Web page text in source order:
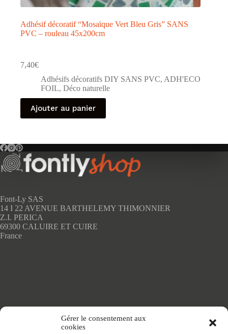
Gérer le consentement aux
cookies
Adhésif décoratif “Mosaïque Vert Bleu Gris” SANS
PVC – rouleau 45x200cm
7,40€
Adhésifs décoratifs DIY SANS PVC, ADH'ECO
FOIL, Déco naturelle
Ajouter au panier
Font-Ly SAS
14 I 22 AVENUE BARTHELEMY THIMONNIER
Z.I. PERICA
69300 CALUIRE ET CUIRE
France
Adhésifs SANS PVC